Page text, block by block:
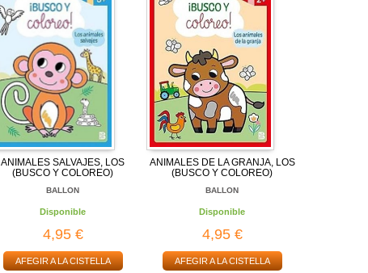
ANIMALES SALVAJES, LOS
(BUSCO Y COLOREO)
BALLON
Disponible
4,95 €
AFEGIR A LA CISTELLA
ANIMALES DE LA GRANJA, LOS
(BUSCO Y COLOREO)
BALLON
Disponible
4,95 €
AFEGIR A LA CISTELLA